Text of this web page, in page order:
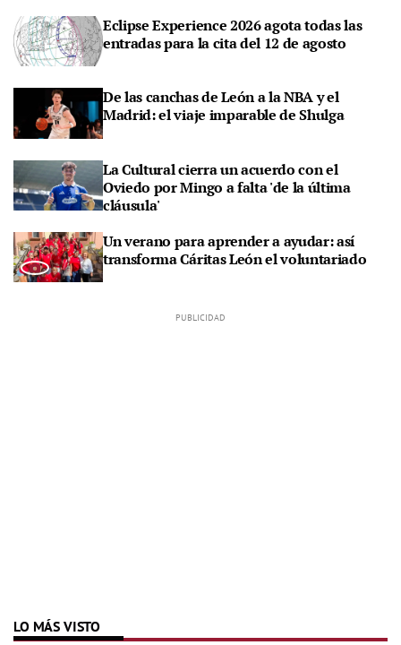
Eclipse Experience 2026 agota todas las
entradas para la cita del 12 de agosto
De las canchas de León a la NBA y el
Madrid: el viaje imparable de Shulga
La Cultural cierra un acuerdo con el
Oviedo por Mingo a falta 'de la última
cláusula'
Un verano para aprender a ayudar: así
transforma Cáritas León el voluntariado
LO MÁS VISTO